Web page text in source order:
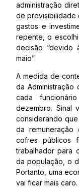
administração
de previsibilidade
gastos e
repente, o
decisão
maio”.
A medida de
da
cada
dezembro. Sinal
considerando
da
cofres públicos
trabalhador para
da população, o
Portanto, uma
vai ficar mais caro.